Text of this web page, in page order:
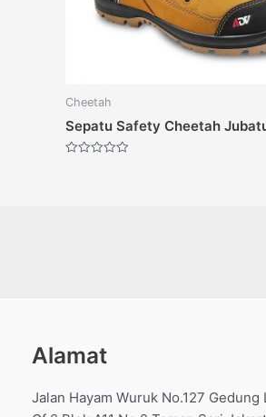
Cheetah
Sepatu Safety Cheetah
Alamat
Jalan Hayam Wuruk No.127 Gedung